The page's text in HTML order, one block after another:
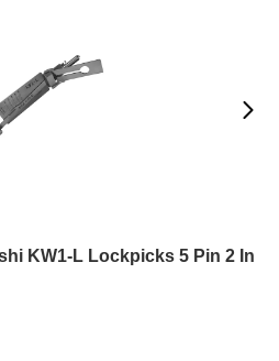
KW1-L Lockpicks 5 Pin 2 In